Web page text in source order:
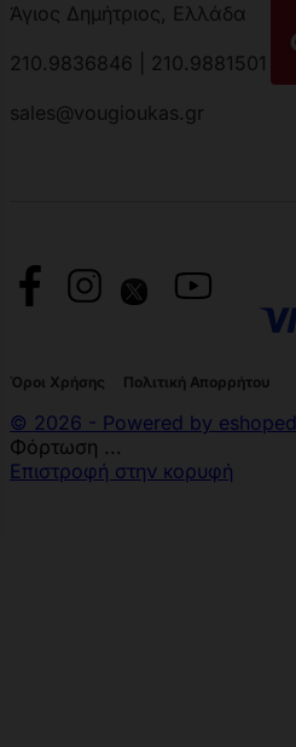
Άγιος Δημήτριος, Ελλάδα
210.9836846 | 210.9881501
sales@vougioukas.gr
Όροι Χρήσης Πολιτική Απορρήτου
© 2026 - Powered by eshoped
Φόρτωση ...
Επιστροφή στην κορυφή